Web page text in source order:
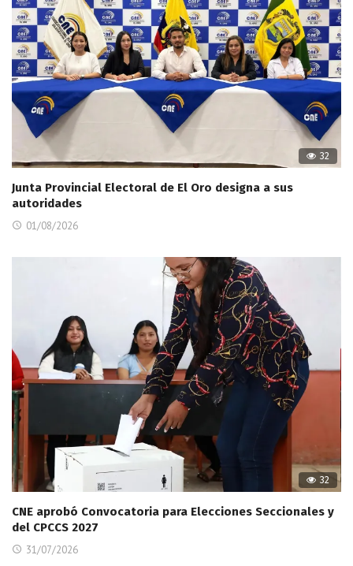
32
Junta Provincial Electoral de El Oro designa a sus
autoridades
01/08/2026
32
CNE aprobó Convocatoria para Elecciones Seccionales y
del CPCCS 2027
31/07/2026